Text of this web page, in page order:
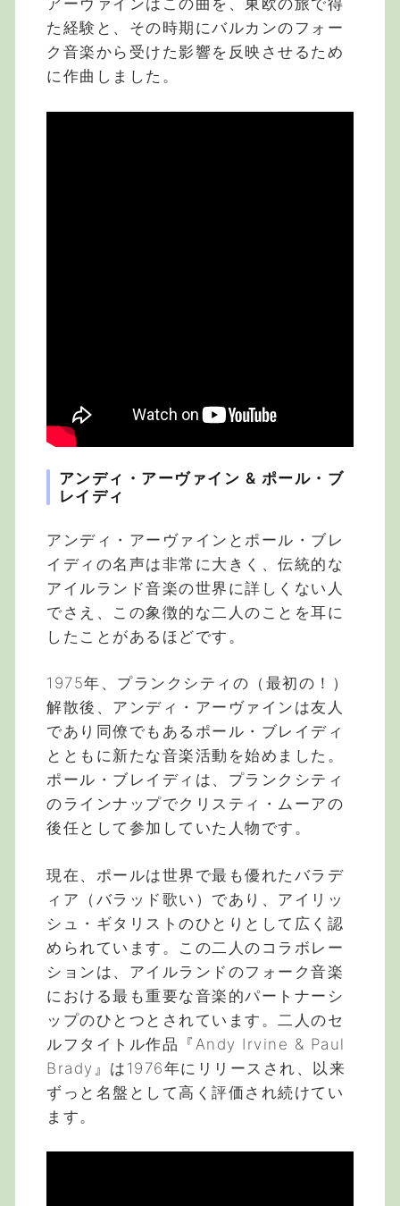
アーヴァインはこの曲を、東欧の旅で得
た経験と、その時期にバルカンのフォー
ク音楽から受けた影響を反映させるため
に作曲しました。
アンディ・アーヴァイン & ポール・ブ
レイディ
アンディ・アーヴァインとポール・ブレ
イディの名声は非常に大きく、伝統的な
アイルランド音楽の世界に詳しくない人
でさえ、この象徴的な二人のことを耳に
したことがあるほどです。
1975年、プランクシティの（最初の！）
解散後、アンディ・アーヴァインは友人
であり同僚でもあるポール・ブレイディ
とともに新たな音楽活動を始めました。
ポール・ブレイディは、プランクシティ
のラインナップでクリスティ・ムーアの
後任として参加していた人物です。
現在、ポールは世界で最も優れたバラデ
ィア（バラッド歌い）であり、アイリッ
シュ・ギタリストのひとりとして広く認
められています。この二人のコラボレー
ションは、アイルランドのフォーク音楽
における最も重要な音楽的パートナーシ
ップのひとつとされています。二人のセ
ルフタイトル作品『Andy Irvine & Paul
Brady』は1976年にリリースされ、以来
ずっと名盤として高く評価され続けてい
ます。